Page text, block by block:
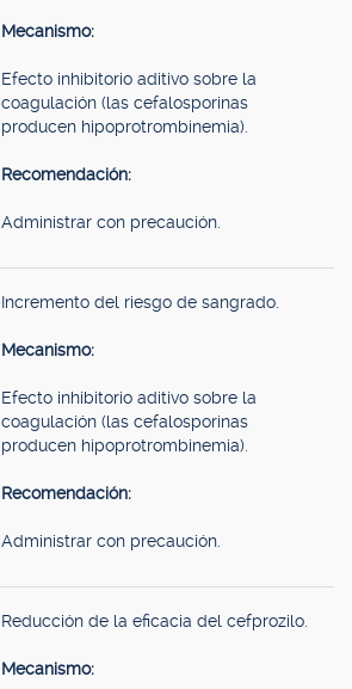
Mecanismo:
Efecto inhibitorio aditivo sobre la
coagulación (las cefalosporinas
producen hipoprotrombinemia).
Recomendación:
Administrar con precaución.
Incremento del riesgo de sangrado.
Mecanismo:
Efecto inhibitorio aditivo sobre la
coagulación (las cefalosporinas
producen hipoprotrombinemia).
Recomendación:
Administrar con precaución.
Reducción de la eficacia del cefprozilo.
Mecanismo: